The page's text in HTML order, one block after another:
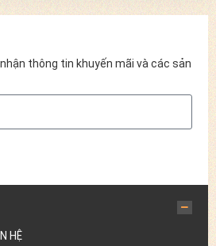
thông tin khuyến mãi và các sản
HỆ